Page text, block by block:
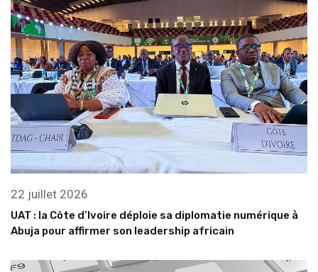
22 juillet 2026
UAT : la Côte d’Ivoire déploie sa diplomatie numérique à
Abuja pour affirmer son leadership africain